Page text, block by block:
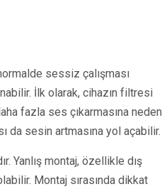
sessiz çalışması
İlk olarak, cihazın filtresi
fazla ses çıkarmasına neden
da sesin artmasına yol açabilir.
Yanlış montaj, özellikle dış
Montaj sırasında dikkat